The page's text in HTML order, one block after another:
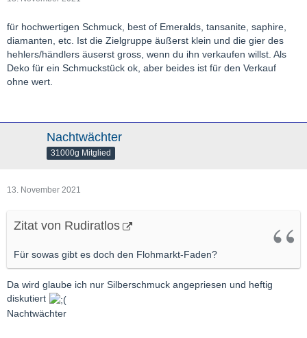
für hochwertigen Schmuck, best of Emeralds, tansanite, saphire,
diamanten, etc. Ist die Zielgruppe äußerst klein und die gier des
hehlers/händlers äuserst gross, wenn du ihn verkaufen willst. Als
Deko für ein Schmuckstück ok, aber beides ist für den Verkauf
ohne wert.
Nachtwächter
31000g Mitglied
13. November 2021
Zitat von Rudiratlos
Für sowas gibt es doch den Flohmarkt-Faden?
Da wird glaube ich nur Silberschmuck angepriesen und heftig
diskutiert
Nachtwächter